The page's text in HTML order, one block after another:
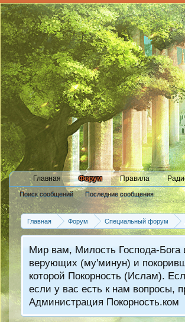
Главная Форум
Поиск сообщений Последние сообщения
Правила
Главная Форум Специальный форум
Мир вам, Милость Господа-Бога
верующих (му'минун) и
которой Покорность (Ислам).
если у вас есть к нам вопросы,
Администрация Покорность.ком